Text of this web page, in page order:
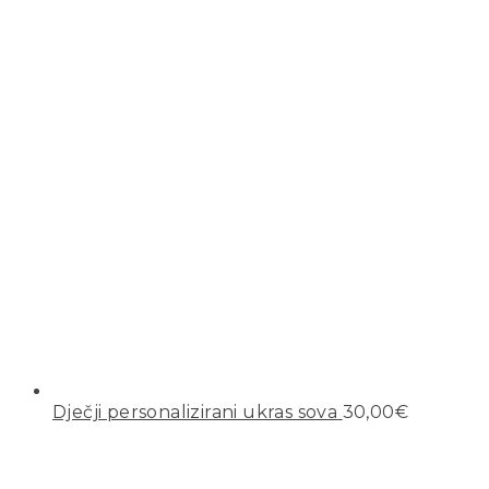
Dječji personalizirani ukras sova 30,00€